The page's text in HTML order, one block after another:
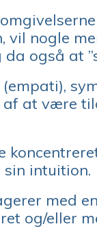
nogle
også at
af at være
sin intuition.
med
og/eller